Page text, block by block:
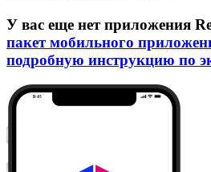
У вас еще нет приложения
пакет мобильного
подробную инструкцию по